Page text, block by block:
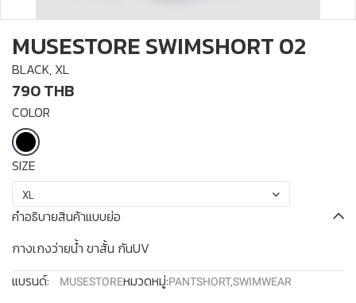
MUSESTORE SWIMSHORT 02
BLACK, XL
790 THB
COLOR
SIZE
XL
คำอธิบายสินค้าแบบย่อ
กางเกงว่ายน้ำ ขาสั้น กันUV
แบรนด์:
MUSESTOREหมวดหมู่:PANTSHORT,SWIMWEAR